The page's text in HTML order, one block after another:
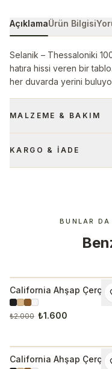
AçıklamaÜrün Bilgisi
Selanik – Thessaloniki
hatıra hissi veren bir
her duvarda yerini
MALZEME & BAKIM
KARGO & İADE
BUNLAR
İNDIRIM
California Ahşap
Tablo 1000
₺2.000 ₺1.600
İNDIRIM
California Ahşap